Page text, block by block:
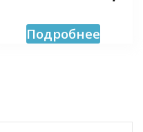
Подробнее